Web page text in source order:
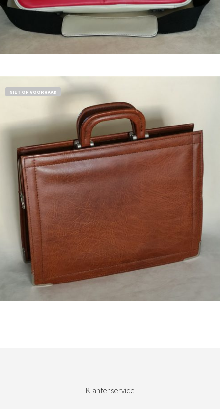
NIET OP VOORRAAD
Klantenservice